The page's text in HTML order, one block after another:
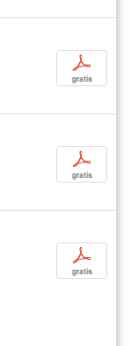
p
gratis
p
gratis
p
gratis